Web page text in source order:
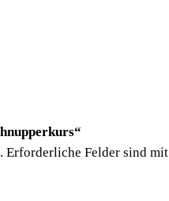
Erforderliche Felder sind mit